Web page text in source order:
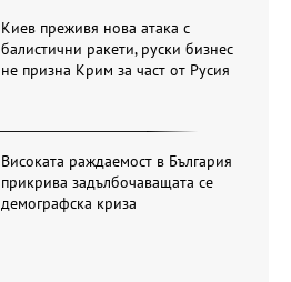
Киев преживя нова атака с
балистични ракети, руски бизнес
не призна Крим за част от Русия
Високата раждаемост в България
прикрива задълбочаващата се
демографска криза